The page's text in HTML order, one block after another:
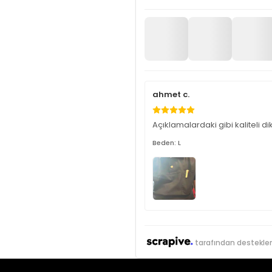
ahmet c.
Açıklamalardaki gibi kaliteli
Beden: L
tarafından